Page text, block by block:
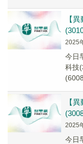
【
2025
今日
科技
【
2025
今日